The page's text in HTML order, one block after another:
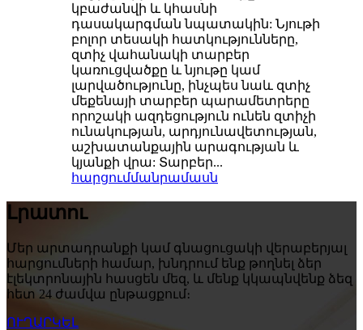
կբաժանվի և կհասնի
դասակարգման նպատակին: Նյութի
բոլոր տեսակի հատկությունները,
զտիչ վահանակի տարբեր
կառուցվածքը և նյութը կամ
լարվածությունը, ինչպես նաև զտիչ
մեքենայի տարբեր պարամետրերը
որոշակի ազդեցություն ունեն զտիչի
ունակության, արդյունավետության,
աշխատանքային արագության և
կյանքի վրա: Տարբեր...
հարցումմանրամասն
Լրատու
Մեր արտադրանքի կամ գնացուցակի վերաբերյալ
հարցումների համար, խնդրում ենք թողնել ձեր
էլեկտրոնային հասցեն մեզ, և մենք կկապնվենք ձեզ
հետ 24 ժամվա ընթացքում։
ՈՒՂԱՐԿԵԼ